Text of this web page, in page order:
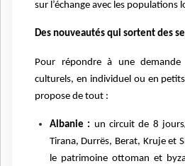
sur l’échange avec les populations
Des nouveautés qui sortent des
Pour répondre à une demande
culturels, en individuel ou en
propose de tout :
Albanie : un circuit de 8
Tirana, Durrës, Berat, Kruje et
le patrimoine ottoman et